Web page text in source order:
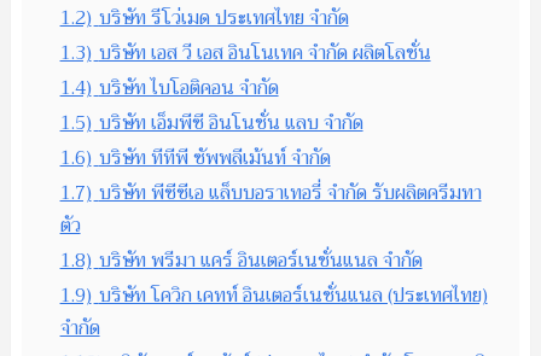
1.2) บริษัท รีโว่เมด ประเทศไทย จำกัด
1.3) บริษัท เอส วี เอส อินโนเทค จำกัด ผลิตโลชั่น
1.4) บริษัท ไบโอติคอน จำกัด
1.5) บริษัท เอ็มพีซี อินโนชั่น แลบ จำกัด
1.6) บริษัท ทีทีพี ซัพพลีเม้นท์ จำกัด
1.7) บริษัท พีซีซีเอ แล็บบอราเทอรี่ จำกัด รับผลิตครีมทา
ตัว
1.8) บริษัท พรีมา แคร์ อินเตอร์เนชั่นแนล จำกัด
1.9) บริษัท โควิก เคทท์ อินเตอร์เนชั่นแนล (ประเทศไทย)
จำกัด